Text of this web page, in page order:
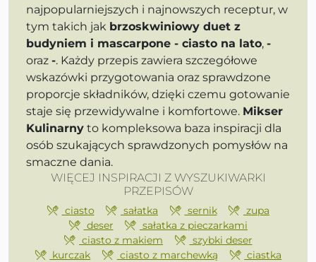
najpopularniejszych i najnowszych receptur, w
tym takich jak brzoskwiniowy duet z
budyniem i mascarpone - ciasto na lato, -
oraz -. Każdy przepis zawiera szczegółowe
wskazówki przygotowania oraz sprawdzone
proporcje składników, dzięki czemu gotowanie
staje się przewidywalne i komfortowe. Mikser
Kulinarny to kompleksowa baza inspiracji dla
osób szukających sprawdzonych pomysłów na
smaczne dania.
WIĘCEJ INSPIRACJI Z WYSZUKIWARKI
PRZEPISÓW
ciasto sałatka sernik
zupa
deser
sałatka z pieczarkami
ciasto z makiem
szybki deser
kurczak
ciasto z marchewką
ciastka